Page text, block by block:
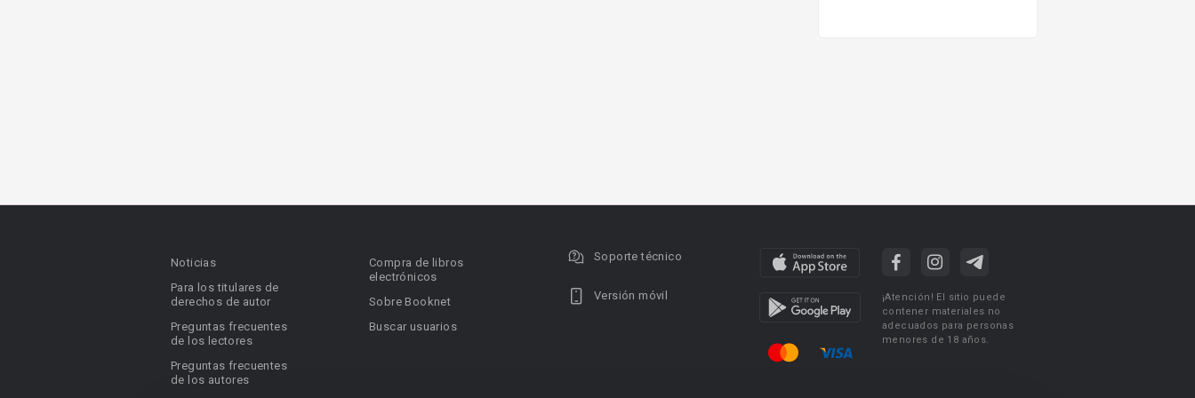
Noticias
Para los titulares de
derechos de autor
Preguntas frecuentes
de los lectores
Preguntas frecuentes
de los autores
Compra de libros
electrónicos
Sobre Booknet
Buscar usuarios
Soporte técnico
Versión móvil
¡Atención! El sitio puede
contener materiales no
adecuados para personas
menores de 18 años.